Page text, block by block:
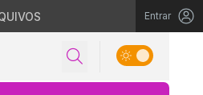
Entrar